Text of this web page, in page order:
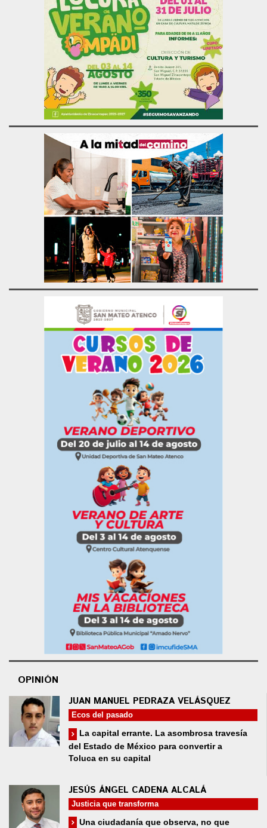
OPINIÓN
JUAN MANUEL PEDRAZA VELÁSQUEZ
Ecos del pasado
La capital errante. La asombrosa travesía
del Estado de México para convertir a
Toluca en su capital
JESÚS ÁNGEL CADENA ALCALÁ
Justicia que transforma
Una ciudadanía que observa, no que